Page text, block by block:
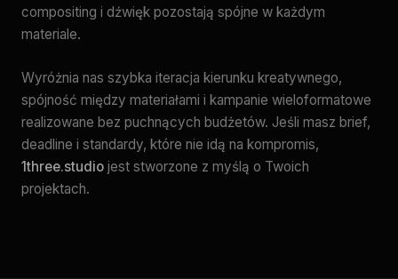
compositing i dźwięk pozostają spójne w każdym
materiale.
Wyróżnia nas szybka iteracja kierunku kreatywnego,
spójność między materiałami i kampanie wieloformatowe
realizowane bez puchnących budżetów. Jeśli masz brief,
deadline i standardy, które nie idą na kompromis,
1three.studio jest stworzone z myślą o Twoich
projektach.